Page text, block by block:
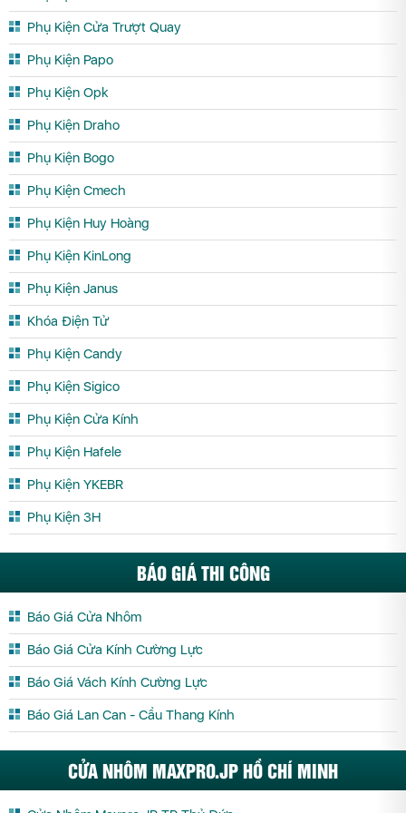
Phụ Kiện Cửa Trượt Quay
Phụ Kiện Papo
Phụ Kiện Opk
Phụ Kiện Draho
Phụ Kiện Bogo
Phụ Kiện Cmech
Phụ Kiện Huy Hoàng
Phụ Kiện KinLong
Phụ Kiện Janus
Khóa Điện Tử
Phụ Kiện Candy
Phụ Kiện Sigico
Phụ Kiện Cửa Kính
Phụ Kiện Hafele
Phụ Kiện YKEBR
Phụ Kiện 3H
BÁO GIÁ THI CÔNG
Báo Giá Cửa Nhôm
Báo Giá Cửa Kính Cường Lực
Báo Giá Vách Kính Cường Lực
Báo Giá Lan Can - Cầu Thang Kính
CỬA NHÔM MAXPRO.JP HỒ CHÍ MINH